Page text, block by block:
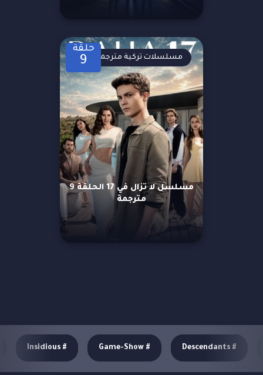
حلقة
9
مسلسل لا تزال في 17 الحلقة 9
مترجمة
مسلسلات تركية مترجمة
#
Descendants
#
Game-Show
#
Insidious